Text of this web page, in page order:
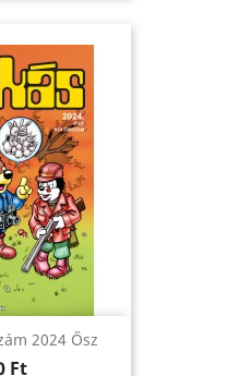
2024 Ősz
Ft